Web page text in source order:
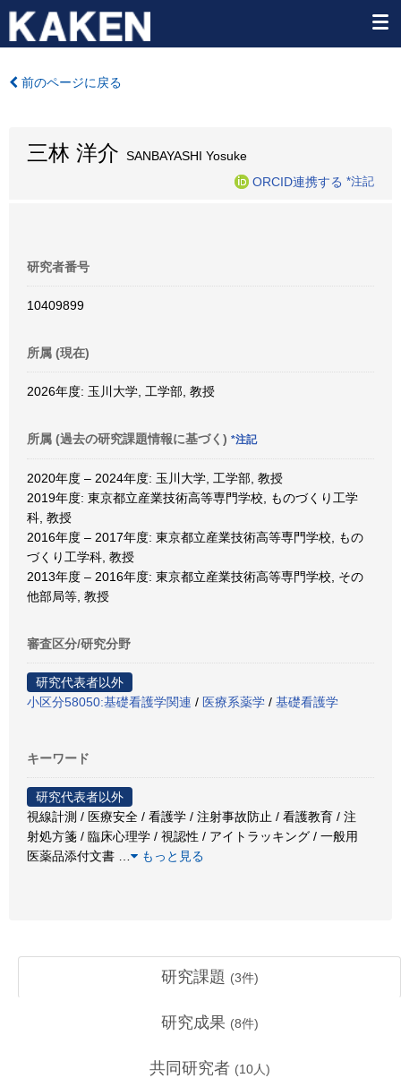
前のページに戻る
三林 洋介 SANBAYASHI Yosuke
ORCID連携する *注記
研究者番号
10409899
所属 (現在)
2026年度: 玉川大学, 工学部, 教授
所属 (過去の研究課題情報に基づく) *注記
2020年度 – 2024年度: 玉川大学, 工学部, 教授
2019年度: 東京都立産業技術高等専門学校, ものづくり工学
科, 教授
2016年度 – 2017年度: 東京都立産業技術高等専門学校, もの
づくり工学科, 教授
2013年度 – 2016年度: 東京都立産業技術高等専門学校, その
他部局等, 教授
審査区分/研究分野
研究代表者以外
小区分58050:基礎看護学関連 / 医療系薬学 / 基礎看護学
キーワード
研究代表者以外
視線計測 / 医療安全 / 看護学 / 注射事故防止 / 看護教育 / 注
射処方箋 / 臨床心理学 / 視認性 / アイトラッキング / 一般用
医薬品添付文書
もっと見る
研究課題 (3件)
研究成果 (8件)
共同研究者 (10人)